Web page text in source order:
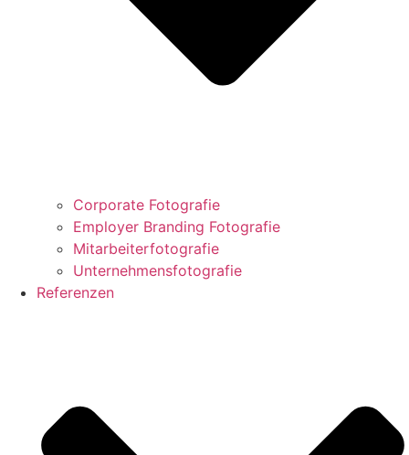
Corporate Fotografie
Employer Branding Fotografie
Mitarbeiterfotografie
Unternehmensfotografie
Referenzen